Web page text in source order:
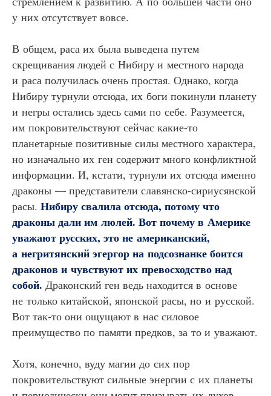
у них отсутствует вовсе.
В общем, раса их была выведена путем
скрещивания людей с Нибиру и местного народа
и раса получилась очень простая. Однако, когда
Нибиру турнули отсюда, их боги покинули планету
и негры остались здесь сами по себе. Разумеется,
им покровительствуют сейчас какие-то
планетарные позитивные силы местного характера,
но изначально их ген содержит много конфликтной
информации. И, кстати, турнули их отсюда именно
драконы — представители славянско-сириусянской
расы. Нибиру свалила отсюда, потому что
драконы дали им люлей. Вот почему в Америке
уважают русских, это не американский,
а негритянский эгергор на подсознанке боится
драконов и чувствуют их превосходство над
собой. Драконский ген ведь находится в основе
не только китайской, японской расы, но и русской.
Вот так-то они ощущают в нас силовое
преимущество по памяти предков, за то и уважают.
Хотя, конечно, вуду магии до сих пор
покровительствуют сильные энергии с их планеты